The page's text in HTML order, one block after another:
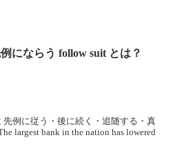
にならう follow suit とは？
例に従う・後に続く・追随する・真
largest bank in the nation has lowered